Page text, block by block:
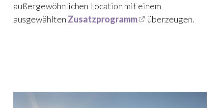
außergewöhnlichen Location mit einem
ausgewählten Zusatzprogramm überzeugen.